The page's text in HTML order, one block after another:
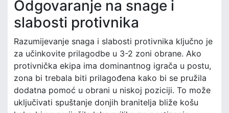
Odgovaranje na snage i
slabosti protivnika
Razumijevanje snaga i slabosti protivnika ključno je
za učinkovite prilagodbe u 3-2 zoni obrane. Ako
protivnička ekipa ima dominantnog igrača u postu,
zona bi trebala biti prilagođena kako bi se pružila
dodatna pomoć u obrani u niskoj poziciji. To može
uključivati spuštanje donjih branitelja bliže košu